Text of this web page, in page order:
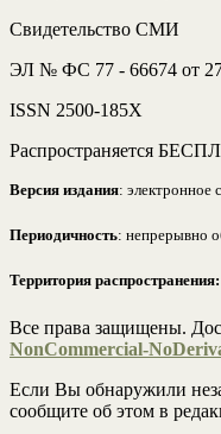
Свидетельство СМИ
ЭЛ № ФС 77 - 66674 от
ISSN 2500-185Х
Распространяется
Версия издания: электронное
Периодичность: непрерывно
Территория распространения:
Все права защищены.
NonCommercial-
Если Вы обнаружили
сообщите об этом в